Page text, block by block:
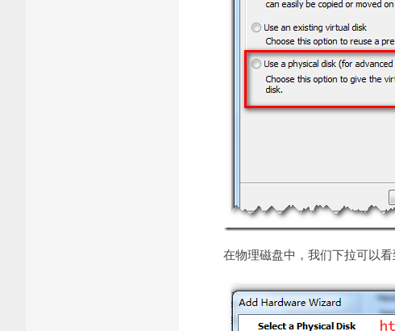
在物理磁盘中，我们下拉可以